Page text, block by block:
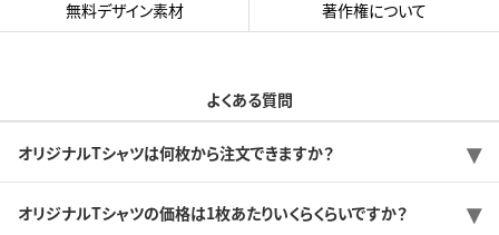
無料デザイン素材
著作権について
よくある質問
オリジナルTシャツは何枚から注文できますか？
オリジナルTシャツの価格は1枚あたりいくらくらいですか？